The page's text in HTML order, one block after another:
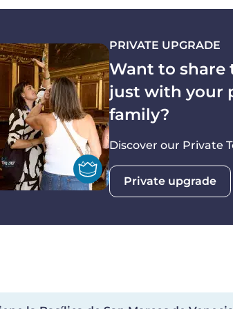
PRIVATE UPGRADE
Want to share
just with your
family?
Discover our Private
Private upgrade